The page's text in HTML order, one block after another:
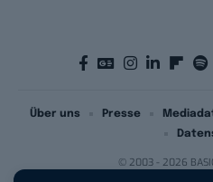
© 2003 - 2026
Über uns Presse